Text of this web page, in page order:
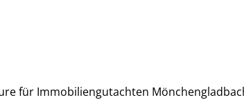
für Im­mo­bi­li­en­gut­ach­ten